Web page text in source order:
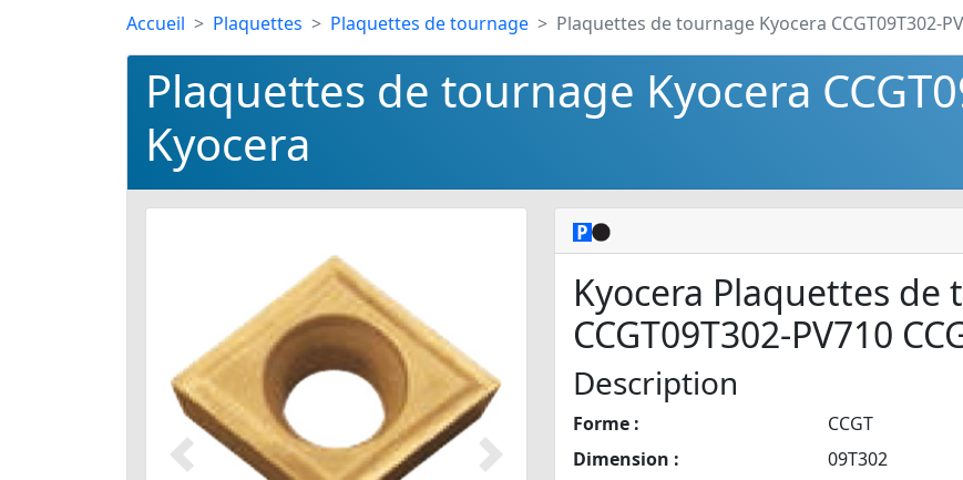
Accueil Plaquettes Plaquettes de tournage Plaquettes de tournage Kyocera CCGT09T302-
Plaquettes de tournage Kyocera
Kyocera
Précédent Suivant
Kyocera Plaquettes de
CCGT09T302-PV710
Description
Forme :
CCGT
Dimension :
09T302